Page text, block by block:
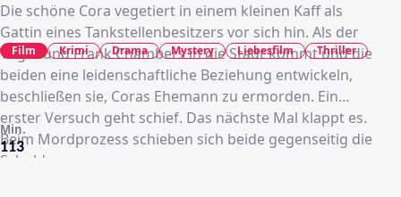
Die schöne Cora vegetiert in einem kleinen Kaff als
Gattin eines Tankstellenbesitzers vor sich hin. Als der
Vagabund Frank Chambers in die Stadt kommt und die
beiden eine leidenschaftliche Beziehung entwickeln,
beschließen sie, Coras Ehemann zu ermorden. Ein
erster Versuch geht schief. Das nächste Mal klappt es.
Beim Mordprozess schieben sich beide gegenseitig die
Schuld zu.
113
Min.
Film Krimi Drama Mystery Liebesfilm Thriller